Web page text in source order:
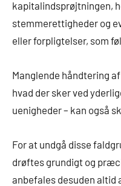
kapitalindsprøjtningen,
stemmerettigheder og
eller forpligtelser, som
Manglende håndtering
hvad der sker ved
uenigheder – kan også
For at undgå disse
drøftes grundigt og
anbefales desuden altid